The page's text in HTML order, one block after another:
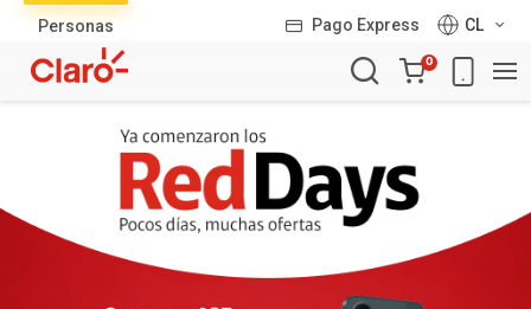
Personas Pago Express
CL
Carro
de
0
productos